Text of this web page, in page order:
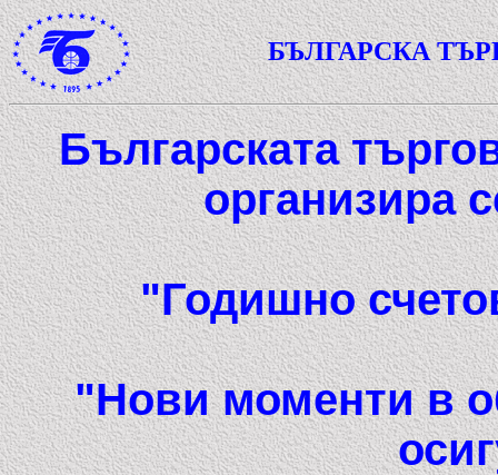
БЪЛГАРСКА
Българската
организира
"Годишно
"Нови моменти в